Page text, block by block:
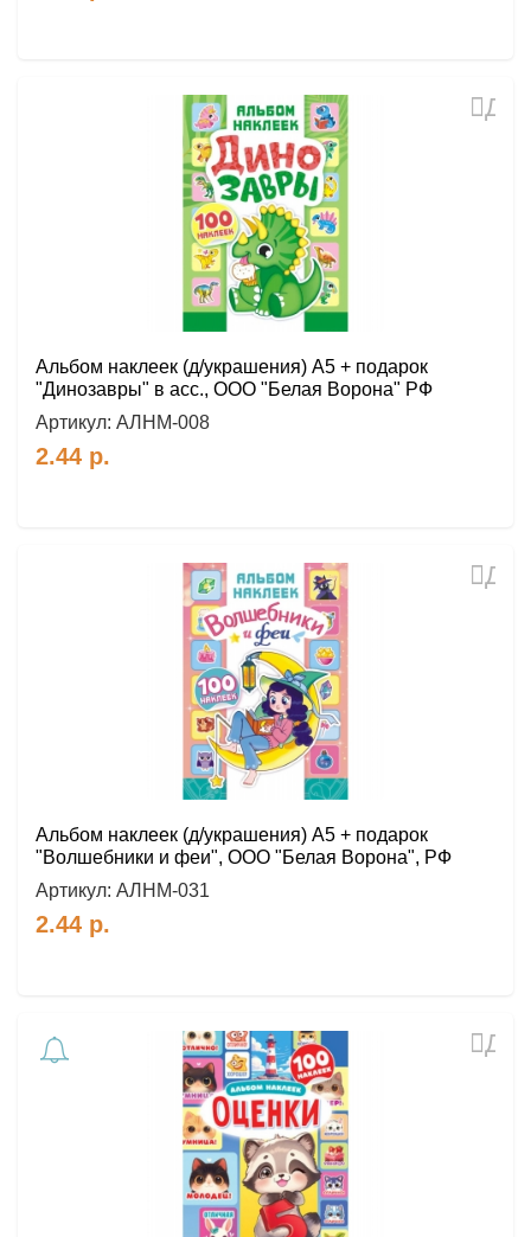
Альбом наклеек (д/украшения) А5 + подарок
"Динозавры" в асс., ООО "Белая Ворона" РФ
Артикул: АЛНМ-008
2.44 р.
Альбом наклеек (д/украшения) А5 + подарок
"Волшебники и феи", ООО "Белая Ворона", РФ
Артикул: АЛНМ-031
2.44 р.